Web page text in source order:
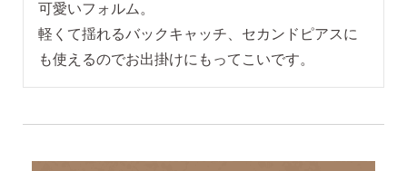
可愛いフォルム。
軽くて揺れるバックキャッチ、セカンドピアスに
も使えるのでお出掛けにもってこいです。